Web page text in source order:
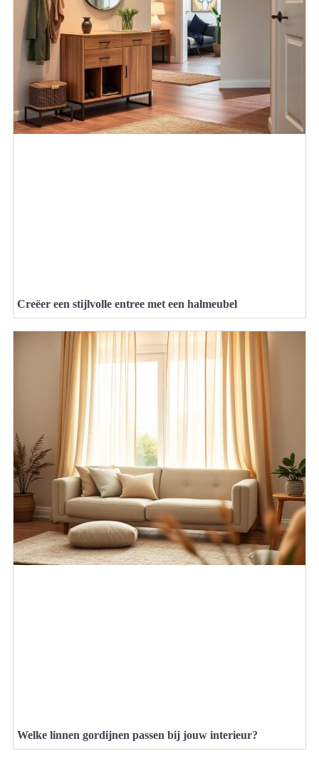
Creëer een stijlvolle entree met een halmeubel
Welke linnen gordijnen passen bij jouw interieur?